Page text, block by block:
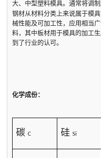
大、中型塑料模具。通常将调
钢材从材料分类上来说属于模
械性能及可加工性，应用相当
料，其中板材用于模具的加工
到了行业的认可。
化学成份：
碳 C 硅 Si